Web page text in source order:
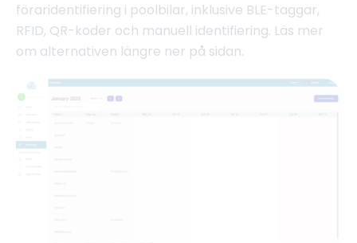
föraridentifiering i poolbilar, inklusive BLE-taggar,
RFID, QR-koder och manuell identifiering. Läs mer
om alternativen längre ner på sidan.